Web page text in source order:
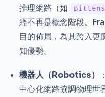
推理網路（如
經不再是概念階段。
目的佈局，為其跨入更
知優勢。
機器人（Robotics） ：
中心化網路協調物理世